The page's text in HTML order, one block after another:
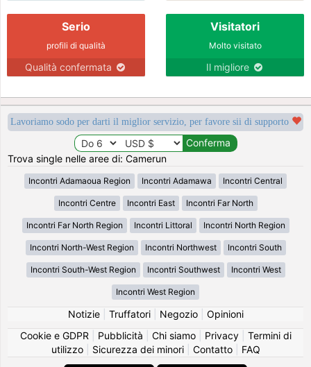
Serio
profili di qualità
Qualità confermata
Visitatori
Molto visitato
Il migliore
Lavoriamo sodo per darti il miglior servizio, per favore sii di supporto
Trova single nelle aree di: Camerun
Incontri Adamaoua Region Incontri Adamawa Incontri Central
Incontri Centre Incontri East Incontri Far North
Incontri Far North Region Incontri Littoral Incontri North Region
Incontri North-West Region Incontri Northwest Incontri South
Incontri South-West Region Incontri Southwest Incontri West
Incontri West Region
Notizie| Truffatori| Negozio| Opinioni
Cookie e GDPR
Pubblicità Chi siamo| Privacy| Termini di
utilizzo| Sicurezza dei minori| Contatto| FAQ